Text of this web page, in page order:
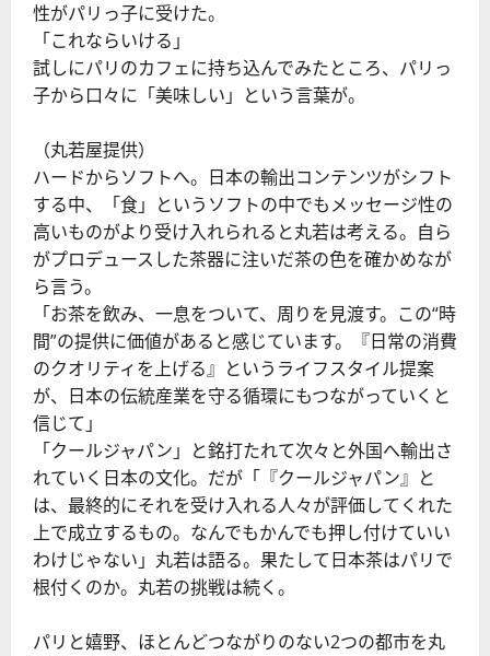
性がパリっ子に受けた。
「これならいける」
試しにパリのカフェに持ち込んでみたところ、パリっ
子から口々に「美味しい」という言葉が。
（丸若屋提供）
ハードからソフトへ。日本の輸出コンテンツがシフト
する中、「食」というソフトの中でもメッセージ性の
高いものがより受け入れられると丸若は考える。自ら
がプロデュースした茶器に注いだ茶の色を確かめなが
ら言う。
「お茶を飲み、一息をついて、周りを見渡す。この“時
間”の提供に価値があると感じています。『日常の消費
のクオリティを上げる』というライフスタイル提案
が、日本の伝統産業を守る循環にもつながっていくと
信じて」
「クールジャパン」と銘打たれて次々と外国へ輸出さ
れていく日本の文化。だが「『クールジャパン』と
は、最終的にそれを受け入れる人々が評価してくれた
上で成立するもの。なんでもかんでも押し付けていい
わけじゃない」丸若は語る。果たして日本茶はパリで
根付くのか。丸若の挑戦は続く。
パリと嬉野、ほとんどつながりのない2つの都市を丸